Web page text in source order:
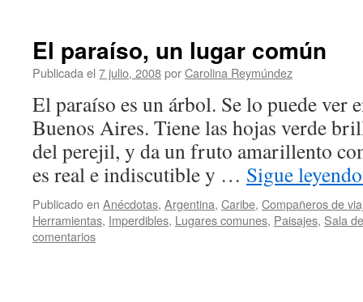
El paraíso, un lugar común
Publicada el 7 julio, 2008porCarolina Reymúndez
El paraíso es un árbol. Se lo puede ver
Buenos Aires. Tiene las hojas verde
del perejil, y da un fruto amarillento
es real e indiscutible y … Sigue
Publicado en Anécdotas, Argentina, Caribe, Compañeros de
Herramientas, Imperdibles, Lugares comunes, Paisajes, Sala
comentarios